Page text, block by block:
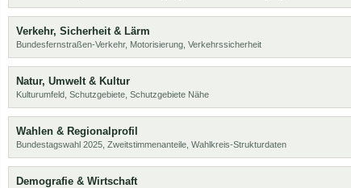
Verkehr, Sicherheit & Lärm
Bundesfernstraßen-Verkehr, Motorisierung, Verkehrssicherheit
Natur, Umwelt & Kultur
Kulturumfeld, Schutzgebiete, Schutzgebiete Nähe
Wahlen & Regionalprofil
Bundestagswahl 2025, Zweitstimmenanteile, Wahlkreis-Strukturdaten
Demografie & Wirtschaft